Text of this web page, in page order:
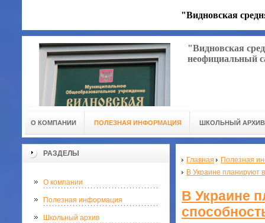
"Видновская
"Видновская
неофициальный
О КОМПАНИИ ПОЛЕЗНАЯ ИНФОРМАЦИЯ ШКОЛЬНЫЙ АРХИВ
РАЗДЕЛЫ
О компании
Полезная информация
Школьный архив
Главная
Полезная
В Украине планируют
В Украине